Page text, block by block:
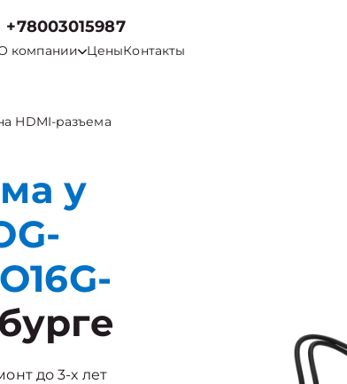
+78003015987
компании ЦеныКонтакты
HDMI-разъема
у
до 3-х лет